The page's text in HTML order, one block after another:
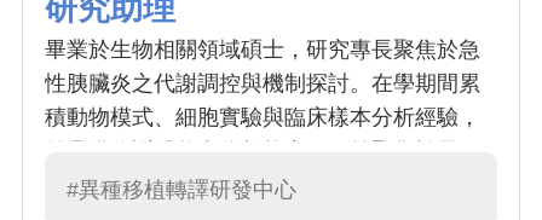
研究助理
畢業於生物相關領域碩士，研究專長聚焦於急
性胰臟炎之代謝調控與機制探討。在學期間累
積動物模式、細胞實驗與臨床樣本分析經驗，
移植的體外模型建立，包含多種基因編輯技
#異種移植轉譯研發中心